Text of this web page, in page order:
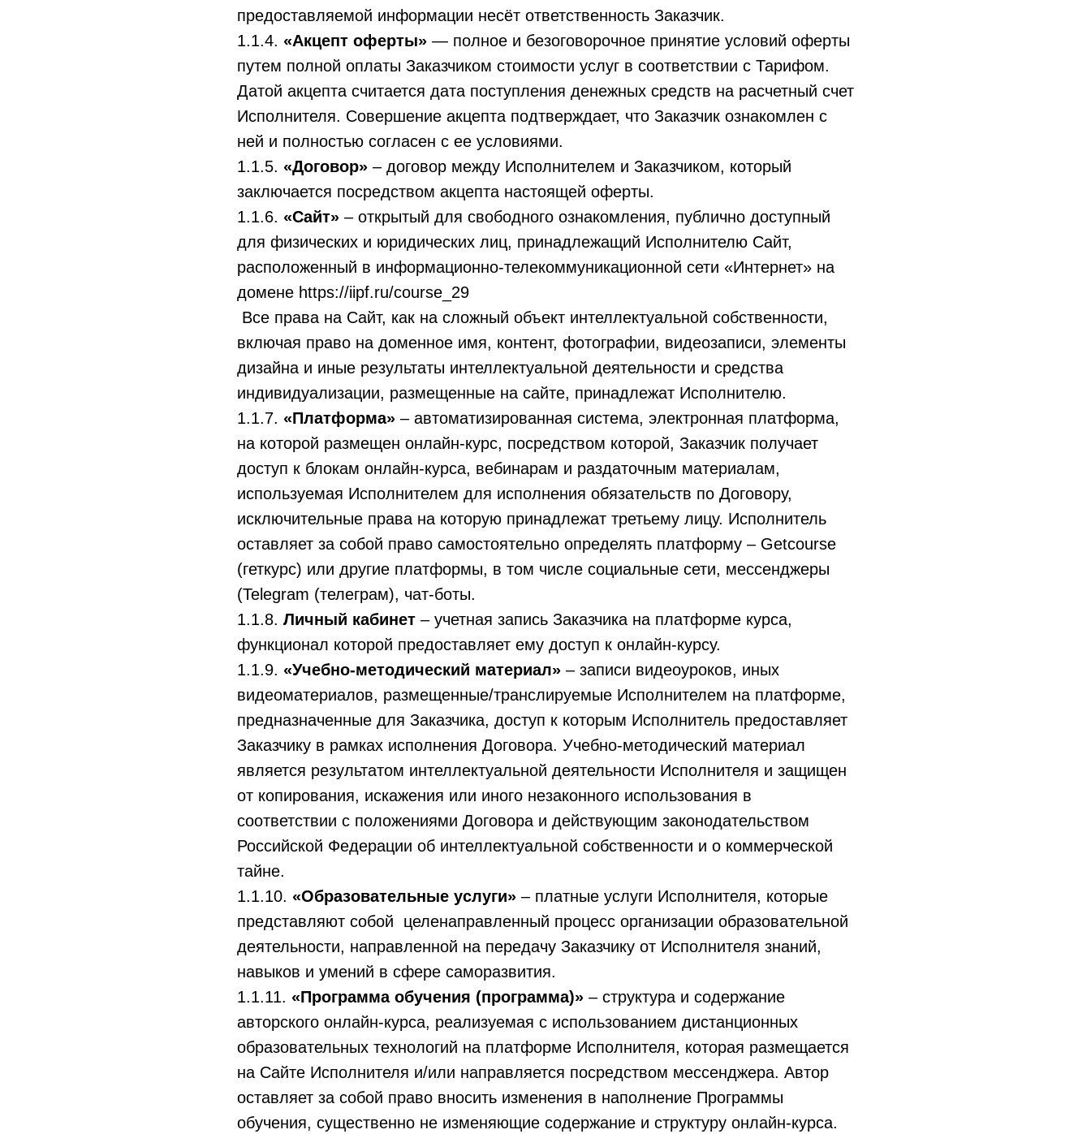
предоставляемой информации несёт ответственность Заказчик.
1.1.4. «Акцепт оферты» — полное и безоговорочное принятие условий оферты
путем полной оплаты Заказчиком стоимости услуг в соответствии с Тарифом.
Датой акцепта считается дата поступления денежных средств на расчетный счет
Исполнителя. Совершение акцепта подтверждает, что Заказчик ознакомлен с
ней и полностью согласен с ее условиями.
1.1.5. «Договор» – договор между Исполнителем и Заказчиком, который
заключается посредством акцепта настоящей оферты.
1.1.6. «Сайт» – открытый для свободного ознакомления, публично доступный
для физических и юридических лиц, принадлежащий Исполнителю Сайт,
расположенный в информационно-телекоммуникационной сети «Интернет» на
домене https://iipf.ru/course_29
Все права на Сайт, как на сложный объект интеллектуальной собственности,
включая право на доменное имя, контент, фотографии, видеозаписи, элементы
дизайна и иные результаты интеллектуальной деятельности и средства
индивидуализации, размещенные на сайте, принадлежат Исполнителю.
1.1.7. «Платформа» – автоматизированная система, электронная платформа,
на которой размещен онлайн-курс, посредством которой, Заказчик получает
доступ к блокам онлайн-курса, вебинарам и раздаточным материалам,
используемая Исполнителем для исполнения обязательств по Договору,
исключительные права на которую принадлежат третьему лицу. Исполнитель
оставляет за собой право самостоятельно определять платформу – Getcourse
(геткурс) или другие платформы, в том числе социальные сети, мессенджеры
(Telegram (телеграм), чат-боты.
1.1.8. Личный кабинет – учетная запись Заказчика на платформе курса,
функционал которой предоставляет ему доступ к онлайн-курсу.
1.1.9. «Учебно-методический материал» – записи видеоуроков, иных
видеоматериалов, размещенные/транслируемые Исполнителем на платформе,
предназначенные для Заказчика, доступ к которым Исполнитель предоставляет
Заказчику в рамках исполнения Договора. Учебно-методический материал
является результатом интеллектуальной деятельности Исполнителя и защищен
от копирования, искажения или иного незаконного использования в
соответствии с положениями Договора и действующим законодательством
Российской Федерации об интеллектуальной собственности и о коммерческой
тайне.
1.1.10. «Образовательные услуги» – платные услуги Исполнителя, которые
представляют собой целенаправленный процесс организации образовательной
деятельности, направленной на передачу Заказчику от Исполнителя знаний,
навыков и умений в сфере саморазвития.
1.1.11. «Программа обучения (программа)» – структура и содержание
авторского онлайн-курса, реализуемая с использованием дистанционных
образовательных технологий на платформе Исполнителя, которая размещается
на Сайте Исполнителя и/или направляется посредством мессенджера. Автор
оставляет за собой право вносить изменения в наполнение Программы
обучения, существенно не изменяющие содержание и структуру онлайн-курса.